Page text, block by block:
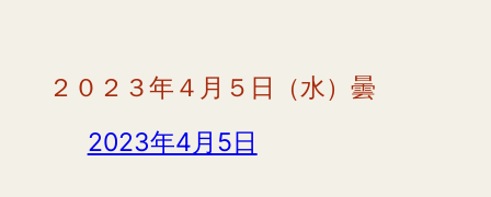
２０２３年４月５日（水）曇
2023年4月5日